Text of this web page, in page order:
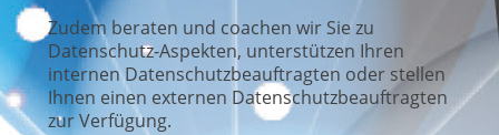
Zudem beraten und coachen wir Sie zu
Datenschutz-Aspekten, unterstützen Ihren
internen Datenschutzbeauftragten oder stellen
Ihnen einen externen Datenschutzbeauftragten
zur Verfügung.